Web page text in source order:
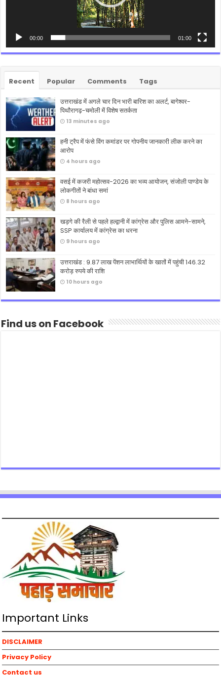
00:00 01:00
Recent Popular Comments Tags
उत्तराखंड में अगले चार दिन भारी बारिश का अलर्ट, बागेश्वर-
पिथौरागढ़-चमोली में विशेष सतर्कता
13 minutes ago
हनी ट्रैप में फंसे विंग कमांडर पर गोपनीय जानकारी लीक करने का
आरोप
4 hours ago
वसई में कजरी महोत्सव-2026 का भव्य आयोजन, संजोली पाण्डेय के
लोकगीतों ने बांधा समां
8 hours ago
खड़गे की रैली से पहले हल्द्वानी में कांग्रेस और पुलिस आमने-सामने,
SSP कार्यालय में कांग्रेस का धरना
9 hours ago
उत्तराखंड : 9.87 लाख पेंशन लाभार्थियों के खातों में पहुंची 146.32
करोड़ रुपये की राशि
10 hours ago
Find us on Facebook
Important Links
DISCLAIMER
Privacy Policy
Contact us